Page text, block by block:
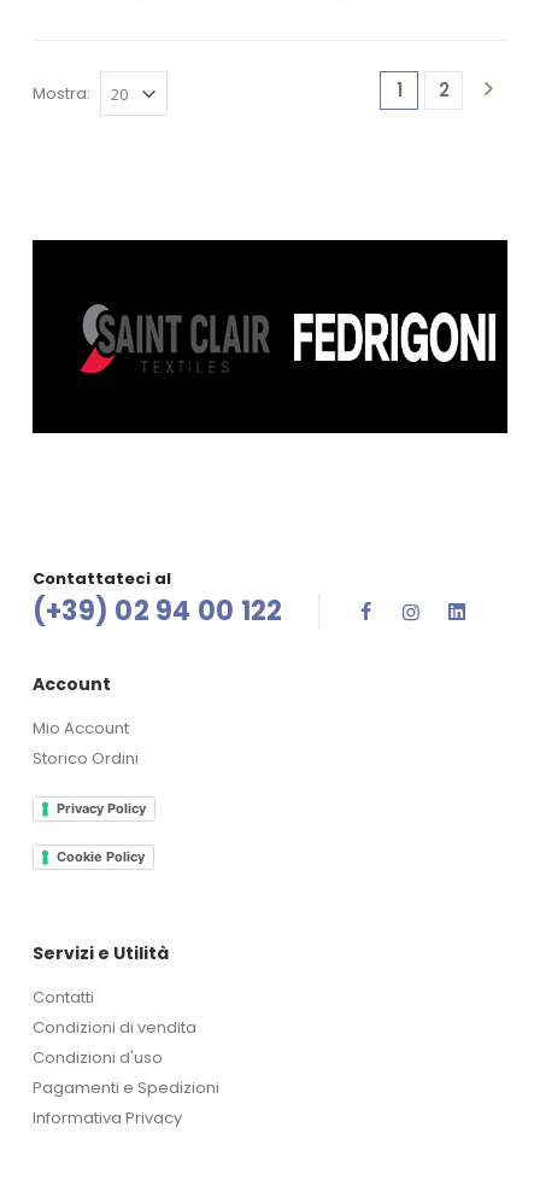
1 2
Mostra:
Contattateci al
(+39) 02 94 00 122
Account
Mio Account
Storico Ordini
Privacy Policy
Cookie Policy
Servizi e Utilità
Contatti
Condizioni di vendita
Condizioni d'uso
Pagamenti e Spedizioni
Informativa Privacy